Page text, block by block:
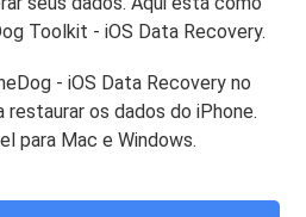
Toolkit - iOS Data Recovery.
- iOS Data Recovery no
os dados do iPhone.
para Mac e Windows.